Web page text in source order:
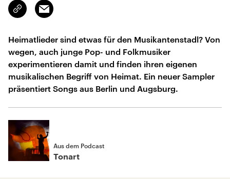
Link
kopieren/teilen
Email
Heimatlieder sind etwas für den Musikantenstadl? Von
wegen, auch junge Pop- und Folkmusiker
experimentieren damit und finden ihren eigenen
musikalischen Begriff von Heimat. Ein neuer Sampler
präsentiert Songs aus Berlin und Augsburg.
Aus dem Podcast
Tonart